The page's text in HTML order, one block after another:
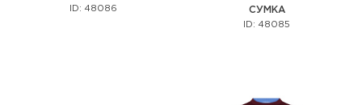
ID: 48086 СУМКА
ID: 48085